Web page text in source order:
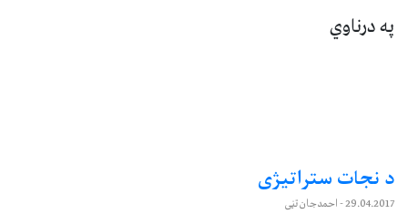
په درناوي
د نجات ستراتیژی
29.04.2017- احمدجان تڼی